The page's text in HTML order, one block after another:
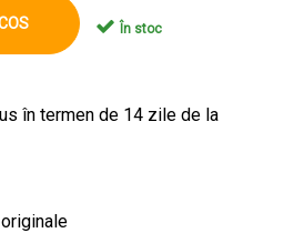
În stoc
în termen de 14 zile de la